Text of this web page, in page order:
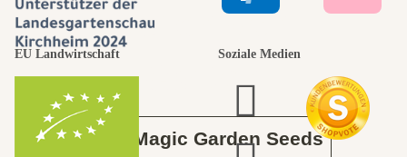
durch den
Garten
Über Magic Garden Seeds
EU Landwirtschaft Soziale Medien